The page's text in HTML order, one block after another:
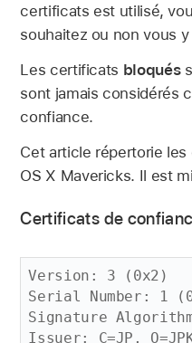
certificats est utilisé,
souhaitez ou non vous y
Les certificats bloqués
sont jamais considérés
confiance.
Cet article répertorie
OS X Mavericks. Il est
Certificats de
Version: 3 (0x2)
Serial Number: 1
Signature
Issuer: C=JP,